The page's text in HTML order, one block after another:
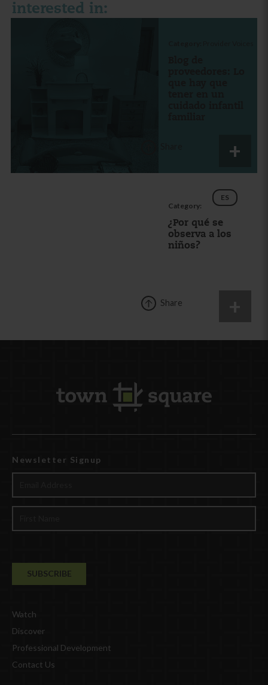
interested in:
Category:
ES
¿Por qué se
observa a los
niños?
Share
Newsletter Signup
Watch
Discover
Professional Development
Contact Us